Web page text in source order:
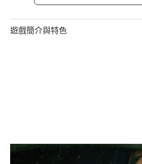
遊戲簡介與特色